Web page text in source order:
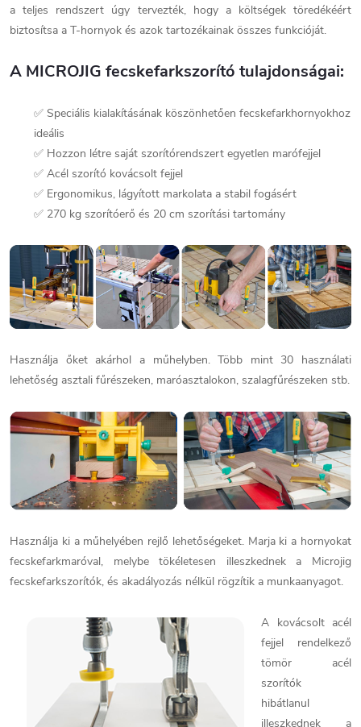
a teljes rendszert úgy tervezték, hogy a költségek töredékéért
biztosítsa a T-hornyok és azok tartozékainak összes funkcióját.
A MICROJIG fecskefarkszorító tulajdonságai:
✅ Speciális kialakításának köszönhetően fecskefarkhornyokhoz
ideális
✅ Hozzon létre saját szorítórendszert egyetlen marófejjel
✅ Acél szorító kovácsolt fejjel
✅ Ergonomikus, lágyított markolata a stabil fogásért
✅ 270 kg szorítóerő és 20 cm szorítási tartomány
Használja őket akárhol a műhelyben. Több mint 30 használati
lehetőség asztali fűrészeken, maróasztalokon, szalagfűrészeken stb.
Használja ki a műhelyében rejlő lehetőségeket. Marja ki a hornyokat
fecskefarkmaróval, melybe tökéletesen illeszkednek a Microjig
fecskefarkszorítók, és akadályozás nélkül rögzítik a munkaanyagot.
A kovácsolt acél
fejjel rendelkező
tömör acél
szorítók
hibátlanul
illeszkednek a